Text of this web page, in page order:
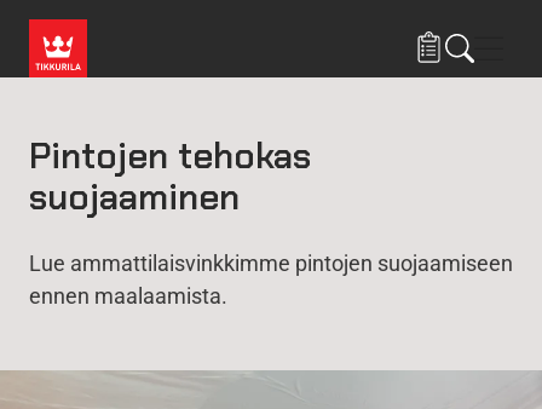
Pintojen tehokas
suojaaminen
Lue ammattilaisvinkkimme pintojen suojaamiseen
ennen maalaamista.